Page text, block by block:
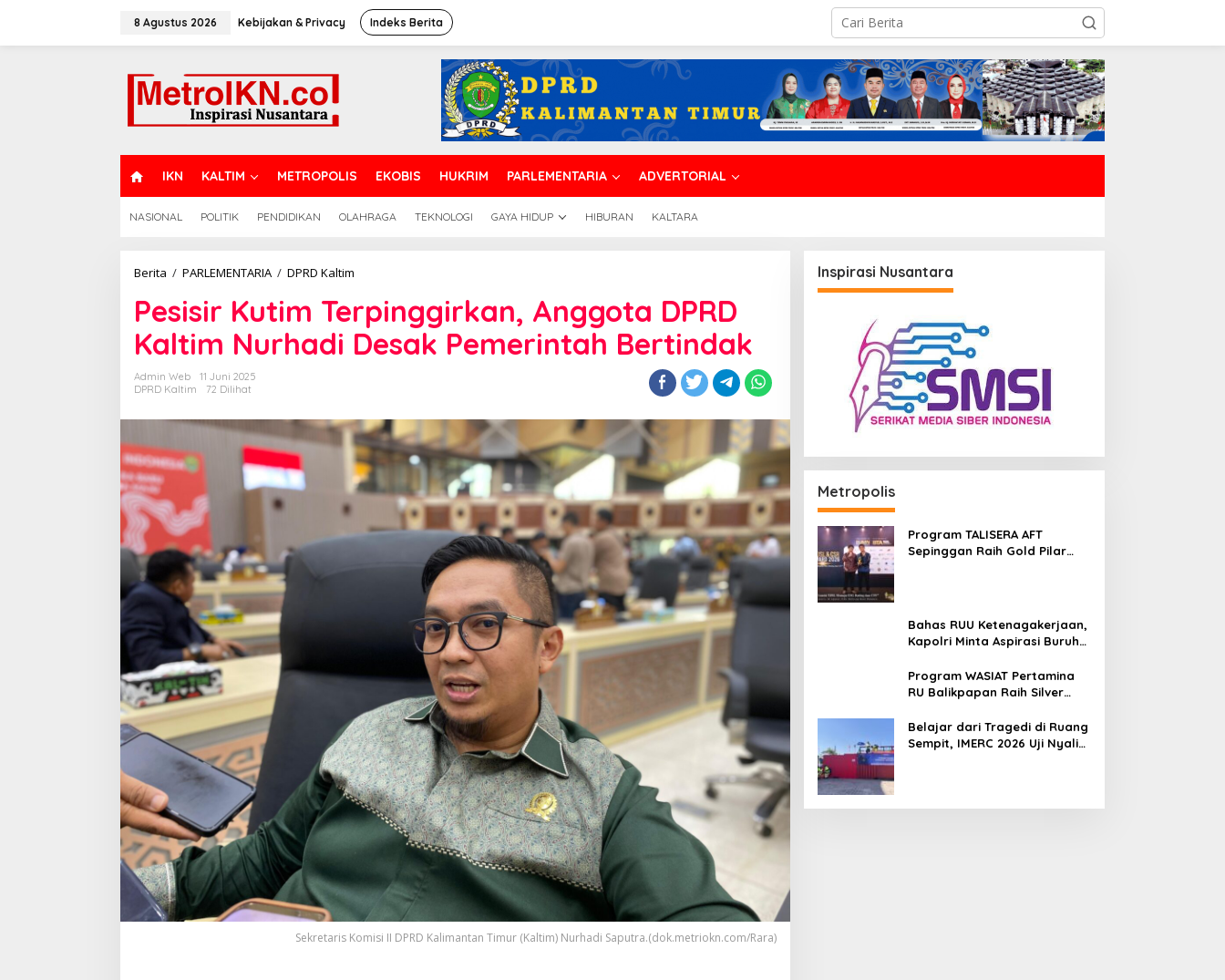
8 Agustus 2026 Kebijakan & Privacy Indeks Berita
O
M
IKN KALTIM METROPOLIS EKOBIS HUKRIM PARLEMENTARIA ADVERTORIAL
NASIONAL POLITIK PENDIDIKAN OLAHRAGA TEKNOLOGI GAYA HIDUP HIBURAN KALTARA
Berita / PARLEMENTARIA / DPRD Kaltim
Terpinggirkan,
Anggota
DPRD
Kaltim
Bertindak
Pesisir Kutim Terpinggirkan, Anggota DPRD
Kaltim Nurhadi Desak Pemerintah Bertindak
Admin Web
11 Juni 2025
DPRD Kaltim
72 Dilihat
Sekretaris Komisi II DPRD Kalimantan Timur (Kaltim) Nurhadi Saputra.(dok.metriokn.com/Rara)
Inspirasi Nusantara
Metropolis
Program TALISERA AFT
Sepinggan Raih Gold Pilar
Bahas RUU Ketenagakerjaan,
Kapolri Minta Aspirasi Buruh
Program WASIAT Pertamina
RU Balikpapan Raih Silver
Kesehatan Berbasis Warga
Belajar dari Tragedi di Ruang
Sempit, IMERC 2026 Uji Nyali